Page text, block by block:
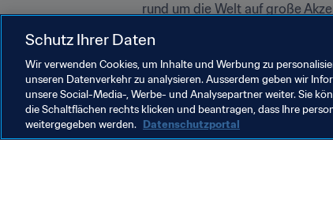
rund um die Welt auf große
Einzelheiten zu den
entnehmen.
Schutz Ihrer Daten
Wir verwenden Cookies, um Inhalte und Werbung zu
unseren Datenverkehr zu analysieren. Ausserdem geben wir
unsere Social-Media-, Werbe- und Analysepartner weiter. Sie
die Schaltflächen rechts klicken und beantragen, dass Ihre
weitergegeben werden. Datenschutzportal